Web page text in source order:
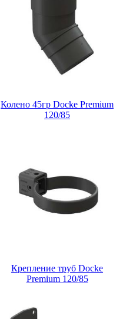
Колено 45гр Docke Premium
120/85
Крепление труб Docke
Premium 120/85